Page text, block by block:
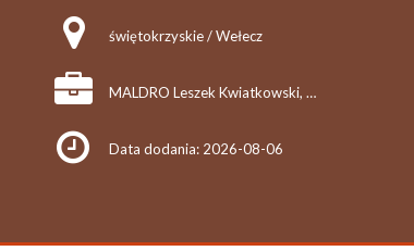
świętokrzyskie / Wełecz
MALDRO Leszek Kwiatkowski, Bartosz Kwiatkowski, Szymon Kwiatkowski spółka cywilna
Data dodania: 2026-08-06